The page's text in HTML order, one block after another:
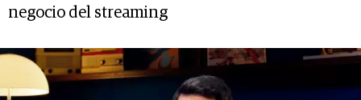
negocio del streaming